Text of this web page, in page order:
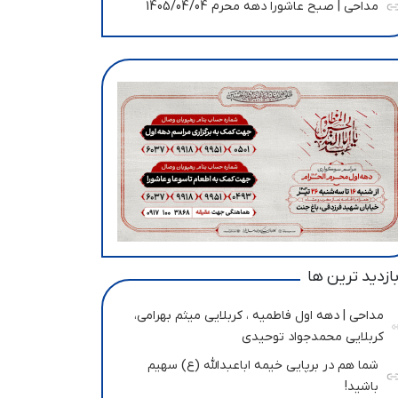
مداحی | صبح عاشورا دهه محرم 1405/04/04
ترین ها
مداحی | دهه اول فاطمیه ، کربلایی میثم بهرامی،
کربلایی محمدجواد توحیدی
شما هم در برپایی خیمه اباعبدالله (ع) سهیم
باشید!